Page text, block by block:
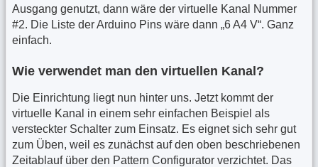
Ausgang genutzt, dann wäre der virtuelle Kanal Nummer
#2. Die Liste der Arduino Pins wäre dann „6 A4 V“. Ganz
einfach.
Wie verwendet man den virtuellen Kanal?
Die Einrichtung liegt nun hinter uns. Jetzt kommt der
virtuelle Kanal in einem sehr einfachen Beispiel als
versteckter Schalter zum Einsatz. Es eignet sich sehr gut
zum Üben, weil es zunächst auf den oben beschriebenen
Zeitablauf über den Pattern Configurator verzichtet. Das